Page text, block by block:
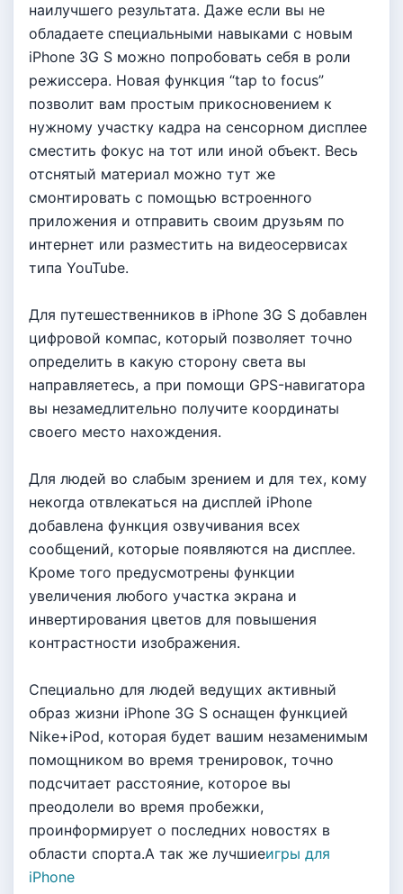
наилучшего результата. Даже если вы не
обладаете специальными навыками с новым
iPhone 3G S можно попробовать себя в роли
режиссера. Новая функция “tap to focus”
позволит вам простым прикосновением к
нужному участку кадра на сенсорном дисплее
сместить фокус на тот или иной объект. Весь
отснятый материал можно тут же
смонтировать с помощью встроенного
приложения и отправить своим друзьям по
интернет или разместить на видеосервисах
типа YouTube.
Для путешественников в iPhone 3G S добавлен
цифровой компас, который позволяет точно
определить в какую сторону света вы
направляетесь, а при помощи GPS-навигатора
вы незамедлительно получите координаты
своего место нахождения.
Для людей во слабым зрением и для тех, кому
некогда отвлекаться на дисплей iPhone
добавлена функция озвучивания всех
сообщений, которые появляются на дисплее.
Кроме того предусмотрены функции
увеличения любого участка экрана и
инвертирования цветов для повышения
контрастности изображения.
Специально для людей ведущих активный
образ жизни iPhone 3G S оснащен функцией
Nike+iPod, которая будет вашим незаменимым
помощником во время тренировок, точно
подсчитает расстояние, которое вы
преодолели во время пробежки,
проинформирует о последних новостях в
области спорта.А так же лучшиеигры для
iPhone